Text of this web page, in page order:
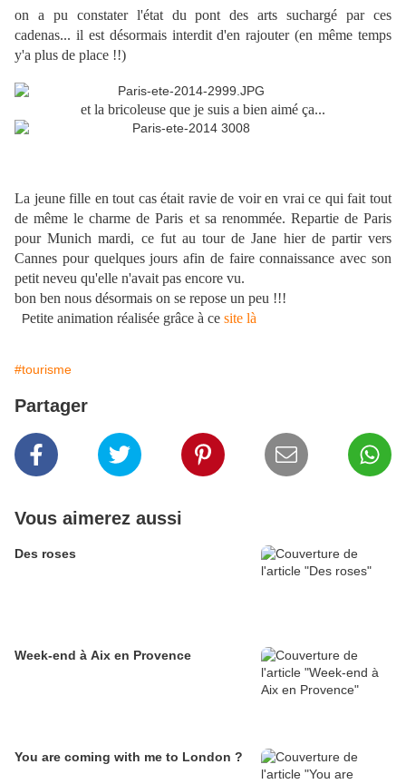
on a pu constater l'état du pont des arts suchargé par ces
cadenas... il est désormais interdit d'en rajouter (en même temps
y'a plus de place !!)
et la bricoleuse que je suis a bien aimé ça...
La jeune fille en tout cas était ravie de voir en vrai ce qui fait tout
de même le charme de Paris et sa renommée. Repartie de Paris
pour Munich mardi, ce fut au tour de Jane hier de partir vers
Cannes pour quelques jours afin de faire connaissance avec son
petit neveu qu'elle n'avait pas encore vu.
bon ben nous désormais on se repose un peu !!!
Petite animation réalisée grâce à ce site là
#tourisme
Partager
Vous aimerez aussi
Des roses
Week-end à Aix en Provence
You are coming with me to London ?